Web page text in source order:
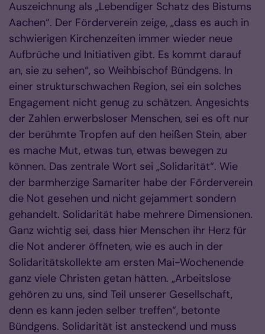
Auszeichnung als „Lebendiger Schatz des Bistums
Aachen“. Der Förderverein zeige, „dass es auch in
schwierigen Kirchenzeiten immer wieder neue
Aufbrüche und Initiativen gibt. Es kommt darauf
an, sie zu sehen“, so Weihbischof Bündgens. In
einer strukturschwachen Region, sei ein solches
Engagement nicht genug zu schätzen. Angesichts
der Zahlen erwerbsloser Menschen, sei es oft nur
der berühmte Tropfen auf den heißen Stein, aber
es mache Mut, etwas tun, etwas bewegen zu
können. Das zentrale Wort sei „Solidarität“. Wie
der barmherzige Samariter habe der Förderverein
die Not gesehen und nicht gejammert sondern
gehandelt. Solidarität habe mehrere Dimensionen.
Ganz wichtig sei, dass hier Menschen ihr Herz für
die Not anderer öffneten, wie es auch in der
Solidaritätskollekte am ersten Mai-Wochenende
ganz viele Christen getan hätten. „Arbeitslose
gehören zu uns, sind Teil unserer Gesellschaft,
denn es kann jeden selber treffen“, betonte
Bündgens. Solidarität ist ansteckend und muss